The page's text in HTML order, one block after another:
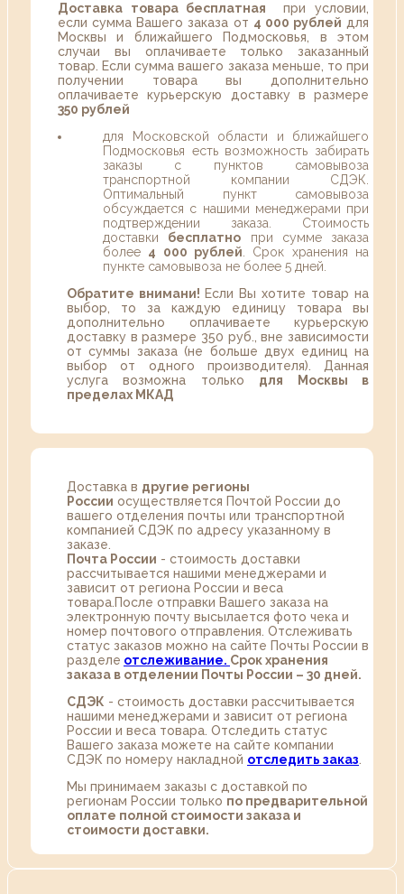
Доставка товара бесплатная при условии,
если сумма Вашего заказа от 4 000 рублей для
Москвы и ближайшего Подмосковья, в этом
случаи вы оплачиваете только заказанный
товар. Если сумма вашего заказа меньше, то при
получении товара вы дополнительно
оплачиваете курьерскую доставку в размере
350 рублей
для Московской области и ближайшего
Подмосковья есть возможность забирать
заказы с пунктов самовывоза
транспортной компании СДЭК.
Оптимальный пункт самовывоза
обсуждается с нашими менеджерами при
подтверждении заказа. Стоимость
доставки бесплатно при сумме заказа
более 4 000 рублей . Срок хранения на
пункте самовывоза не более 5 дней.
Обратите внимани! Если Вы хотите товар на
выбор, то за каждую единицу товара вы
дополнительно оплачиваете курьерскую
доставку в размере 350 руб., вне зависимости
от суммы заказа (не больше двух единиц на
выбор от одного производителя). Данная
услуга возможна только для Москвы в
пределах МКАД
Доставка в другие регионы
России осуществляется Почтой России до
вашего отделения почты или транспортной
компанией СДЭК по адресу указанному в
заказе.
Почта России - стоимость доставки
рассчитывается нашими менеджерами и
зависит от региона России и веса
товара.После отправки Вашего заказа на
электронную почту высылается фото чека и
номер почтового отправления. Отслеживать
статус заказов можно на сайте Почты России в
разделе oтслеживание. Срок хранения
заказа в отделении Почты России – 30 дней.
СДЭК - стоимость доставки рассчитывается
нашими менеджерами и зависит от региона
России и веса товара. Отследить статус
Вашего заказа можете на сайте компании
СДЭК по номеру накладной отследить заказ
Мы принимаем заказы с доставкой по
регионам России только по предварительной
оплате полной стоимости заказа и
стоимости доставки.